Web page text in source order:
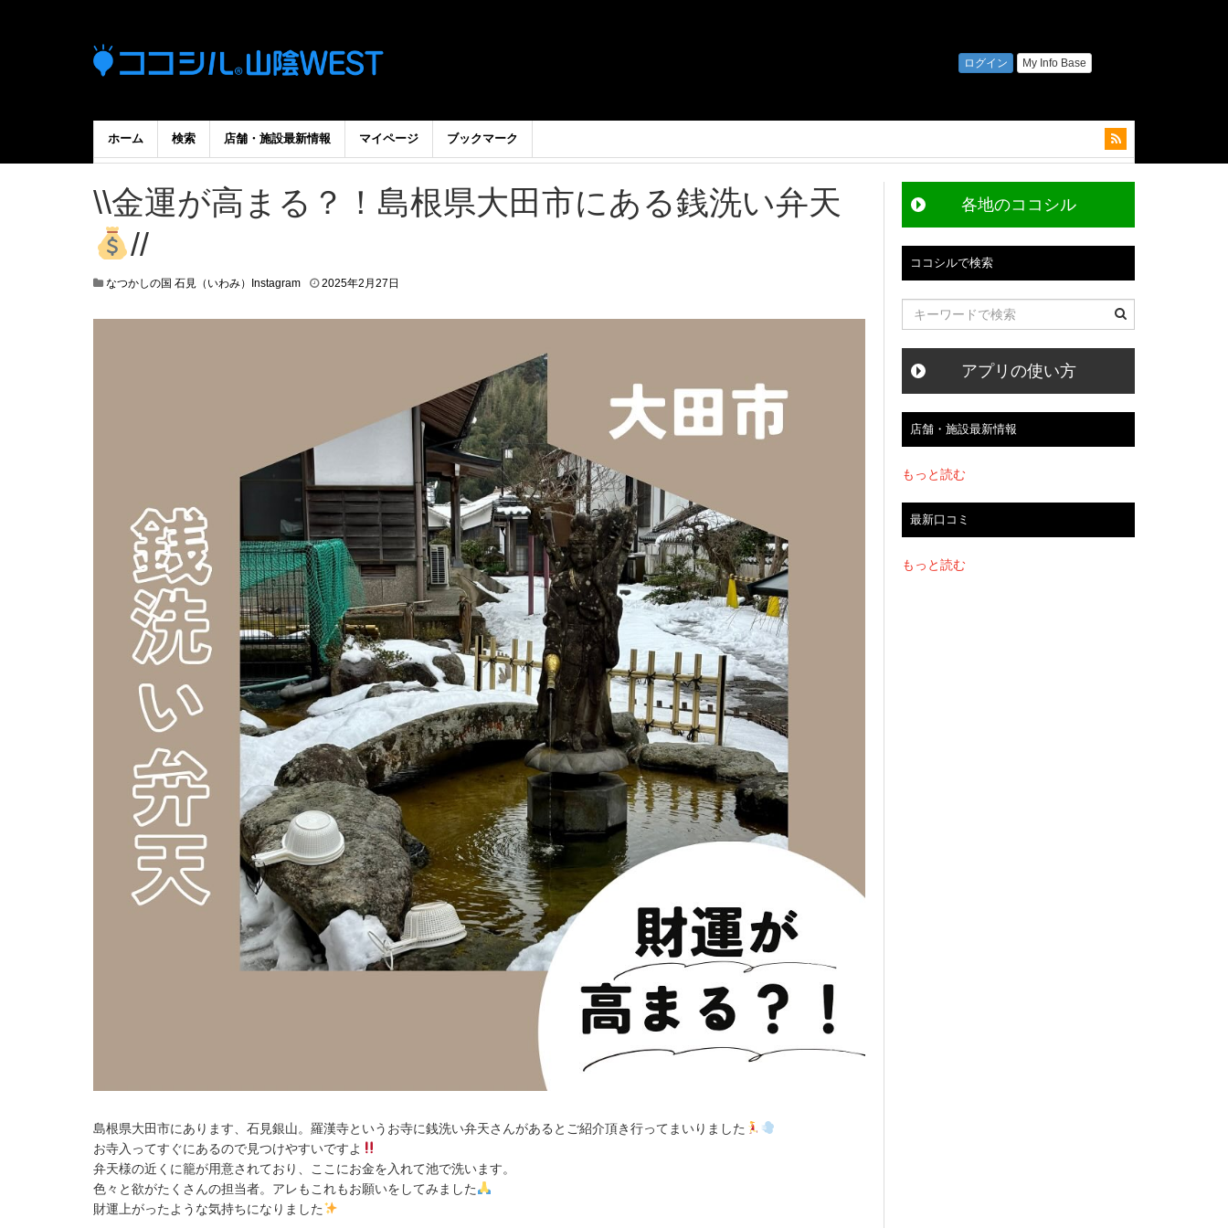
ホーム 検索 店舗・施設最新情報 マイページ ブックマーク
\\金運が高まる？！島根県大田市にある銭洗い弁天
//
なつかしの国 石見（いわみ）Instagram 2025年2月27日
島根県大田市にあります、石見銀山。羅漢寺というお寺に銭洗い弁天さんがあるとご紹介頂き行ってまいりました
お寺入ってすぐにあるので見つけやすいですよ
弁天様の近くに籠が用意されており、ここにお金を入れて池で洗います。
色々と欲がたくさんの担当者。アレもこれもお願いをしてみました
財運上がったような気持ちになりました
各地のココシル
ココシルで検索
アプリの使い方
店舗・施設最新情報
もっと読む
最新口コミ
もっと読む